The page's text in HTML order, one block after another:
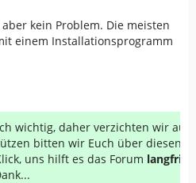
kein Problem. Die meisten
einem Installationsprogramm
wichtig, daher verzichten wir auf
bitten wir Euch über diesen
uns hilft es das Forum